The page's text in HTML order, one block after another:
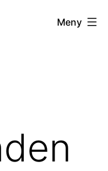
Meny